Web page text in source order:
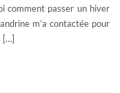
comment passer un hiver
m’a contactée pour
[…]